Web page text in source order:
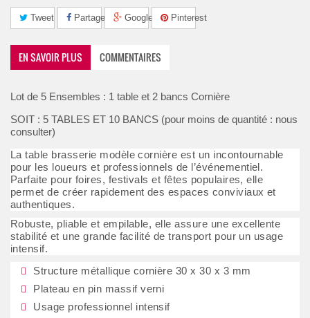
Tweet Partager Google+ Pinterest
EN SAVOIR PLUS COMMENTAIRES
Lot de 5 Ensembles : 1 table et 2 bancs Cornière
SOIT : 5 TABLES ET 10 BANCS (pour moins de quantité : nous
consulter)
La table brasserie modèle cornière est un incontournable
pour les loueurs et professionnels de l’événementiel.
Parfaite pour foires, festivals et fêtes populaires, elle
permet de créer rapidement des espaces conviviaux et
authentiques.
Robuste, pliable et empilable, elle assure une excellente
stabilité et une grande facilité de transport pour un usage
intensif.
Structure métallique cornière 30 x 30 x 3 mm
Plateau en pin massif verni
Usage professionnel intensif